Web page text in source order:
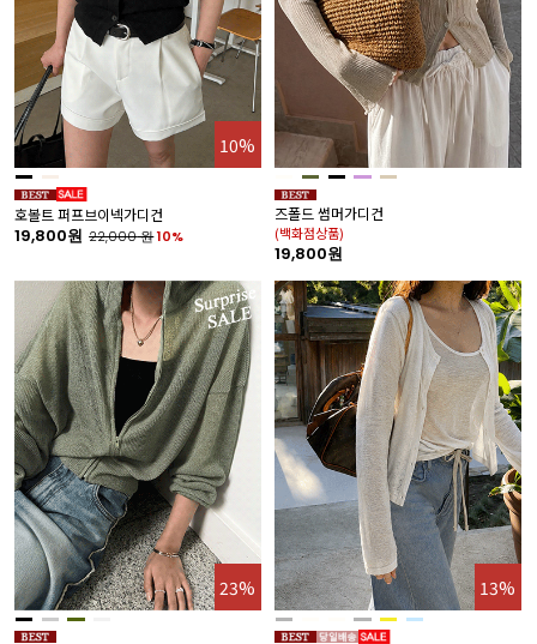
10%
호볼트 퍼프브이넥가디건
19,800원 22,000원10%
즈폴드 썸머가디건
(백화점상품)
19,800원
23% 13%